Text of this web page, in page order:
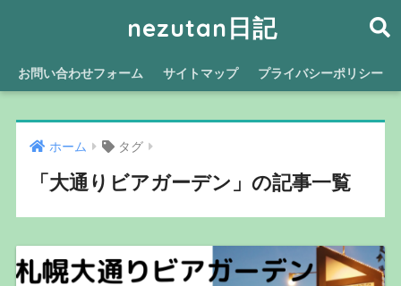
nezutan日記
お問い合わせフォーム サイトマップ プライバシーポリシー
ホーム タグ
「大通りビアガーデン」の記事一覧